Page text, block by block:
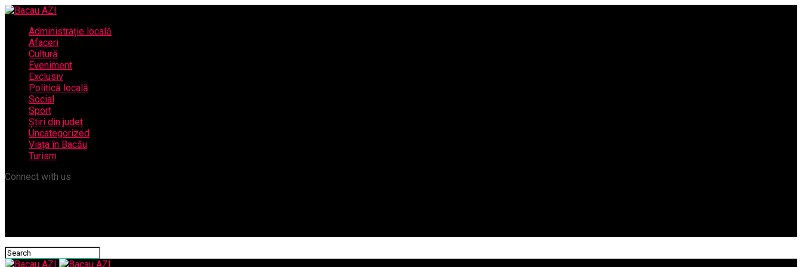
Administrație locală
Afaceri
Cultură
Eveniment
Exclusiv
Politică locală
Social
Sport
Știri din județ
Uncategorized
Viața în Bacău
Turism
Connect with us